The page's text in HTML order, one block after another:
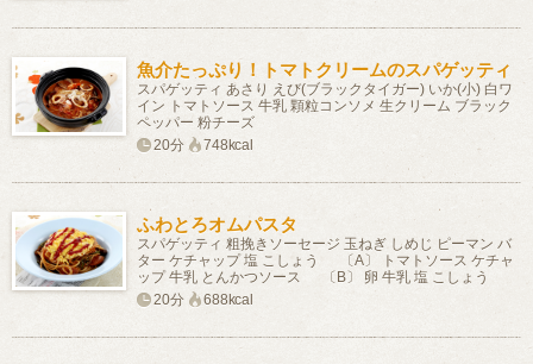
魚介たっぷり！トマトクリームのスパゲッティ
スパゲッティ あさり えび(ブラックタイガー) いか(小) 白ワ
イン トマトソース 牛乳 顆粒コンソメ 生クリーム ブラック
ペッパー 粉チーズ
20分
748kcal
ふわとろオムパスタ
スパゲッティ 粗挽きソーセージ 玉ねぎ しめじ ピーマン バ
ター ケチャップ 塩 こしょう 〔A〕 トマトソース ケチャ
ップ 牛乳 とんかつソース 〔B〕 卵 牛乳 塩 こしょう
20分
688kcal